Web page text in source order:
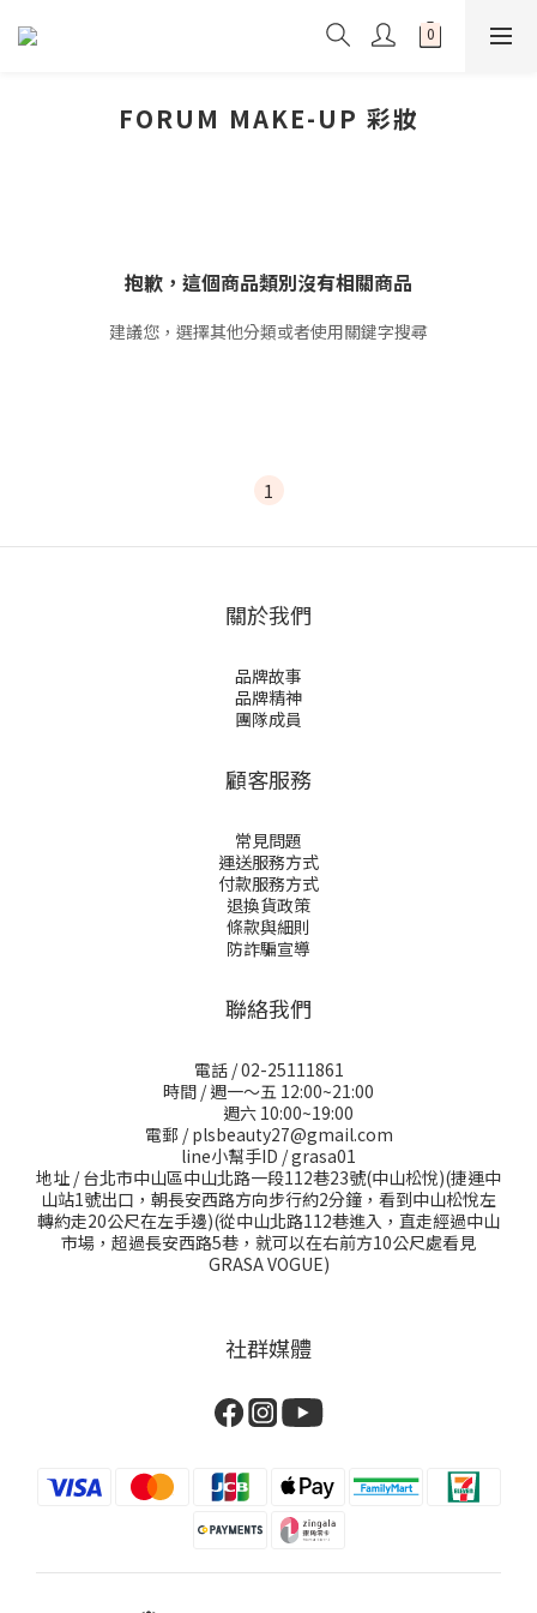
FORUM MAKE-UP 彩妝
抱歉，這個商品類別沒有相關商品
建議您，選擇其他分類或者使用關鍵字搜尋
1
關於我們
品牌故事
品牌精神
團隊成員
顧客服務
常見問題
運送服務方式
付款服務方式
退換貨政策
條款與細則
防詐騙宣導
聯絡我們
電話 / 02-25111861
時間 / 週一～五 12:00~21:00
週六 10:00~19:00
電郵 / plsbeauty27@gmail.com
line小幫手ID / grasa01
地址 / 台北市中山區中山北路一段112巷23號(中山松悅)(捷運中
山站1號出口，朝長安西路方向步行約2分鐘，看到中山松悅左
轉約走20公尺在左手邊)(從中山北路112巷進入，直走經過中山
市場，超過長安西路5巷，就可以在右前方10公尺處看見
GRASA VOGUE)
社群媒體